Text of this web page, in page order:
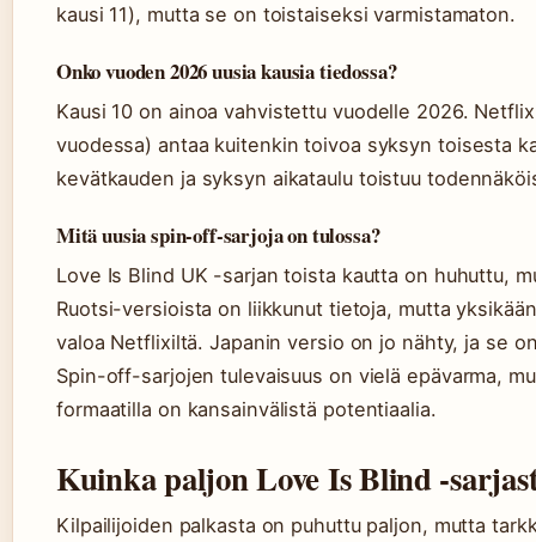
kausi 11), mutta se on toistaiseksi varmistamaton.
Onko vuoden 2026 uusia kausia tiedossa?
Kausi 10 on ainoa vahvistettu vuodelle 2026.
vuodessa) antaa kuitenkin toivoa syksyn toisesta
kevätkauden ja syksyn aikataulu toistuu
Mitä uusia spin-off-sarjoja on tulossa?
Love Is Blind UK -sarjan toista kautta on huhuttu,
Ruotsi-versioista on liikkunut tietoja, mutta
valoa Netflixiltä. Japanin versio on jo nähty, ja se
Spin-off-sarjojen tulevaisuus on vielä epävarma,
formaatilla on kansainvälistä potentiaalia.
Kuinka paljon Love Is Blind -
Kilpailijoiden palkasta on puhuttu paljon, mutta